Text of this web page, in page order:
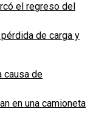
el regreso del
de carga y
causa de
en una camioneta